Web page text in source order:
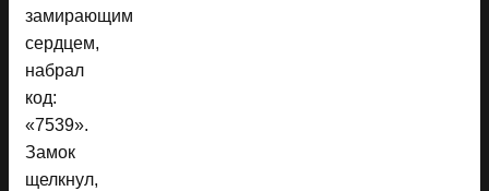
замирающим
сердцем,
набрал
код:
«7539».
Замок
щелкнул,